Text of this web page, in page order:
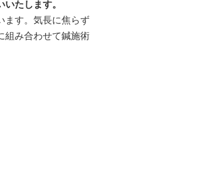
いたします。
ます。気長に焦らず
組み合わせて鍼施術